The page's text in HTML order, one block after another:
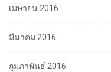
เมษายน 2016
มีนาคม 2016
กุมภาพันธ์ 2016